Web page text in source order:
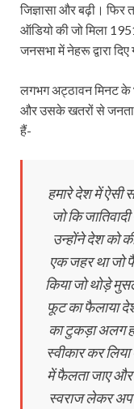
जिज्ञासा और बढ़ी।
ऑडियो की जो मिला
जनसभा में नेहरू द्वारा
लगभग अट्ठावन मिनट के
और उसके खतरों से जनता
हैं-
हमारे देश में ऐसी
जो कि
उन्होंने देश को
एक जहर था जो
किया जो थोड़े
फूट का फैलाया
का टुकड़ा अलग
स्वीकार कर
में फैलता जाए
स्वराज लेकर